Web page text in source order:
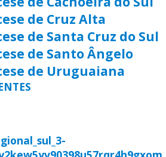
de Cruz Alta
de Santa Cruz do Sul
de Santo Ângelo
de Uruguaiana